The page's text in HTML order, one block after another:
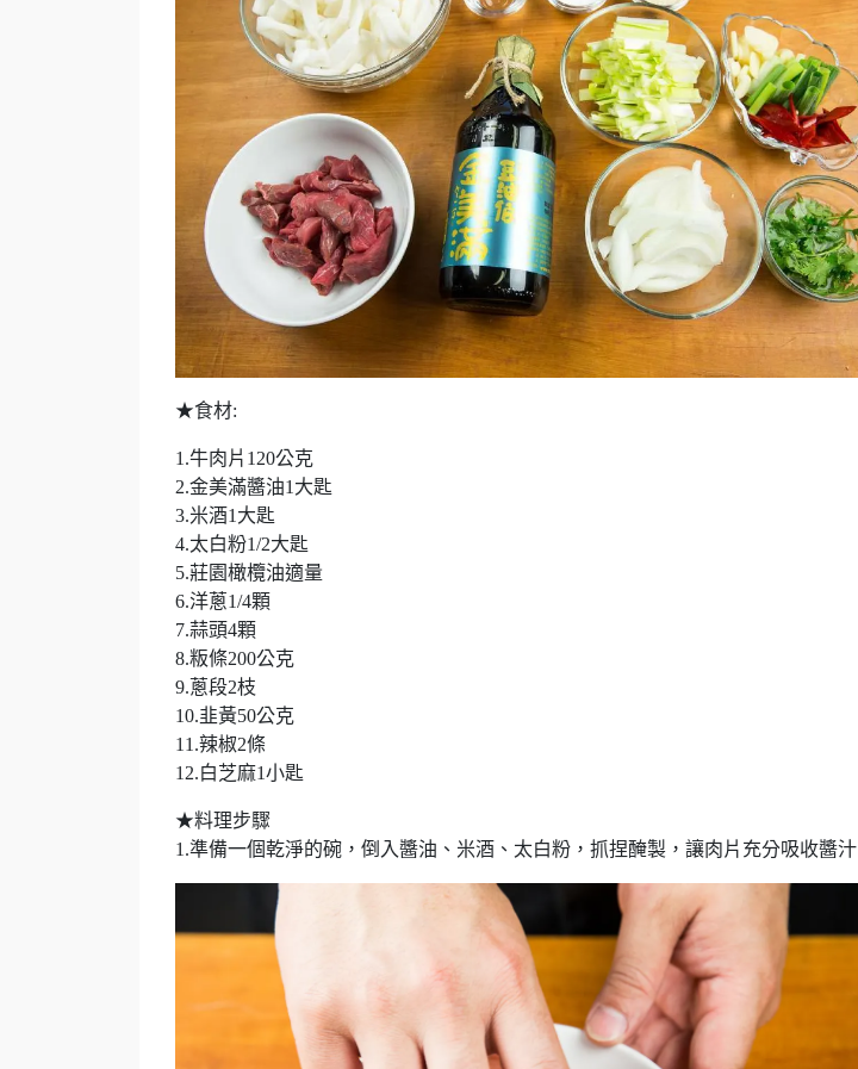
★食材:
1.牛肉片120公克
2.金美滿醬油1大匙
3.米酒1大匙
4.太白粉1/2大匙
5.莊園橄欖油適量
6.洋蔥1/4顆
7.蒜頭4顆
8.粄條200公克
9.蔥段2枝
10.韭黃50公克
11.辣椒2條
12.白芝麻1小匙
★料理步驟
1.準備一個乾淨的碗，倒入醬油、米酒、太白粉，抓捏醃製，讓肉片充分吸收醬汁